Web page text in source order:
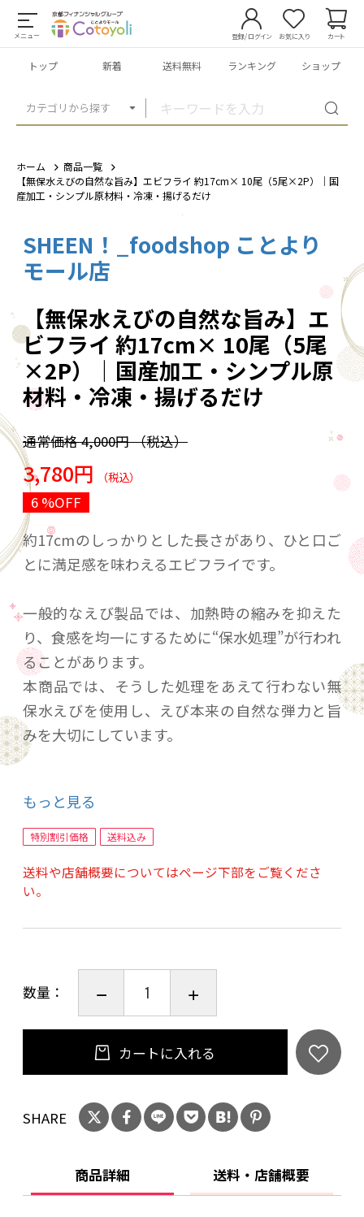
メニュー
カテゴリから探す
登録/ログイン お気に入り カート
トップ 新着 送料無料 ランキング ショップ
ホーム
商品一覧
【無保水えびの自然な旨み】エビフライ 約17cm× 10尾（5尾×2P）｜国
産加工・シンプル原材料・冷凍・揚げるだけ
SHEEN！_foodshop ことより
モール店
【無保水えびの自然な旨み】エ
ビフライ 約17cm× 10尾（5尾
×2P）｜国産加工・シンプル原
材料・冷凍・揚げるだけ
通常価格4,000円（税込）
3,780円 （税込）
6 %OFF
約17cmのしっかりとした長さがあり、ひと口ご
とに満足感を味わえるエビフライです。
一般的なえび製品では、加熱時の縮みを抑えた
り、食感を均一にするために“保水処理”が行われ
ることがあります。
本商品では、そうした処理をあえて行わない無
保水えびを使用し、えび本来の自然な弾力と旨
みを大切にしています。
塩・香辛料のみというシンプルな原材料を使
用。余計な風味を加えないことで、揚げた瞬間
る仕上がりに。
ご家庭の食卓でも、少し贅沢な気分を添えてく
・国産加工 — 国内工場で丁寧に仕上げ
・シンプル原材料 — えび、パン粉、小麦粉、で
ん粉、食塩、香辛料のみ
・冷凍のまま揚げるだけ — 約5分でサクッと軽
い仕上がり
・5本入り — 夕食・お弁当・おつまみに便利
るエビフライを選びたい。素材の味を大切にし
たい。家庭でも少し“上質なひと皿”を楽しみた
もっと見る
特別割引価格 送料込み
送料や店舗概要についてはページ下部をご覧くださ
い。
数量：
カートに入れる
SHARE
商品詳細 送料・店舗概要